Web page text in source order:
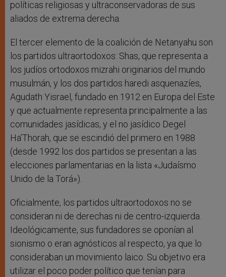
políticas religiosas y ultraconservadoras de sus
aliados de extrema derecha.
El tercer elemento de la coalición de Netanyahu son
los partidos ultraortodoxos: Shas, que representa a
los judíos ortodoxos mizrahi originarios del mundo
musulmán, y los dos partidos haredi asquenazíes,
Agudath Yisrael, fundado en 1912 en Europa del Este
y que actualmente representa principalmente a las
comunidades jasídicas, y el no jasídico Degel
Ha’Thorah, que se escindió del primero en 1988
(desde 1992 los dos partidos se presentan a las
elecciones parlamentarias en la lista «Judaísmo
Unido de la Torá»).
Oficialmente, los partidos ultraortodoxos no se
consideran ni de derechas ni de centro-izquierda.
Ideológicamente, sus fundadores se oponían al
sionismo o eran agnósticos al respecto, ya que lo
consideraban un movimiento laico. Su objetivo era
utilizar el poco poder político que tenían para